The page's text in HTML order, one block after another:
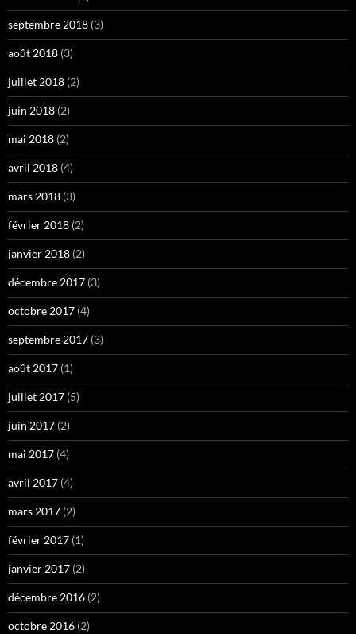
septembre 2018 (3)
août 2018 (3)
juillet 2018 (2)
juin 2018 (2)
mai 2018 (2)
avril 2018 (4)
mars 2018 (3)
février 2018 (2)
janvier 2018 (2)
décembre 2017 (3)
octobre 2017 (4)
septembre 2017 (3)
août 2017 (1)
juillet 2017 (5)
juin 2017 (2)
mai 2017 (4)
avril 2017 (4)
mars 2017 (2)
février 2017 (1)
janvier 2017 (2)
décembre 2016 (2)
octobre 2016 (2)